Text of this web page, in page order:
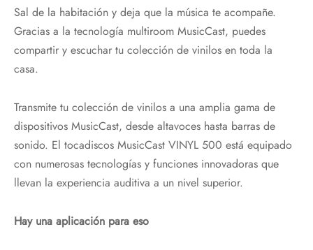
Sal de la habitación y deja que la música te acompañe.
Gracias a la tecnología multiroom MusicCast, puedes
compartir y escuchar tu colección de vinilos en toda la
casa.
Transmite tu colección de vinilos a una amplia gama de
dispositivos MusicCast, desde altavoces hasta barras de
sonido. El tocadiscos MusicCast VINYL 500 está equipado
con numerosas tecnologías y funciones innovadoras que
llevan la experiencia auditiva a un nivel superior.
Hay una aplicación para eso